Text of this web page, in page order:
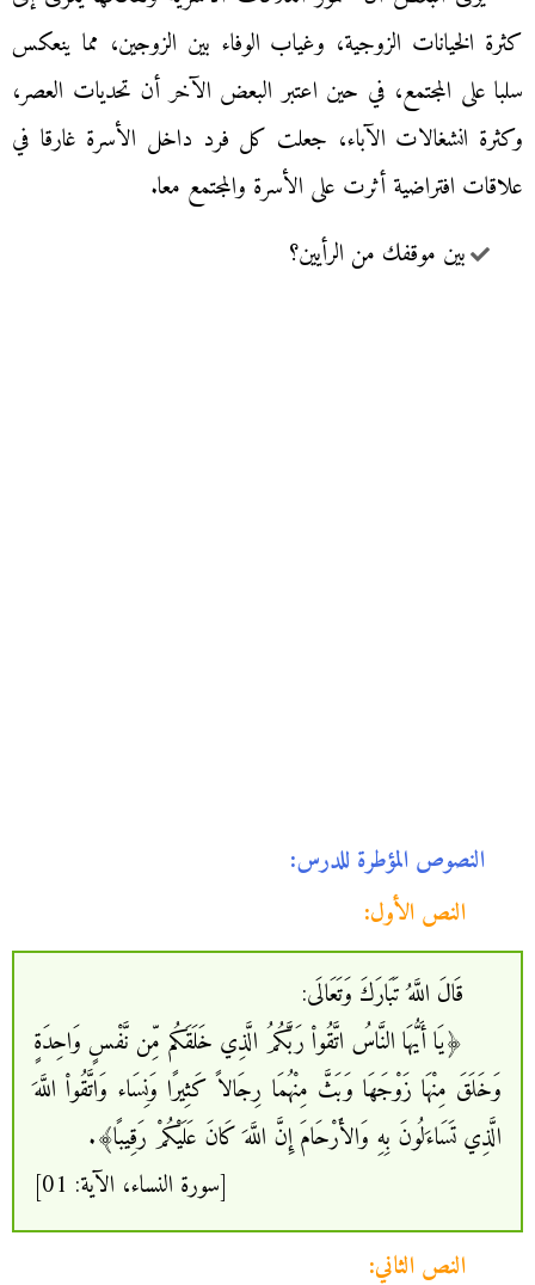
كثرة الخيانات الزوجية، وغياب الوفاء بين الزوجين، مما ينعكس
سلبا على المجتمع، في حين اعتبر البعض الآخر أن تحديات العصر،
وكثرة انشغالات الآباء، جعلت كل فرد داخل الأسرة غارقا في
علاقات افتراضية أثرت على الأسرة والمجتمع معا.
بين موقفك من الرأيين؟
النصوص المؤطرة للدرس:
النص الأول:
قَالَ اللَّهُ تَبَارَكَ وَتَعَالَى:
﴿يَا أَيُّهَا النَّاسُ اتَّقُواْ رَبَّكُمُ الَّذِي خَلَقَكُم مِّن نَّفْسٍ وَاحِدَةٍ
وَخَلَقَ مِنْهَا زَوْجَهَا وَبَثَّ مِنْهُمَا رِجَالاً كَثِيرًا وَنِسَاء وَاتَّقُواْ اللَّهَ
الَّذِي تَسَاءَلُونَ بِهِ وَالأَرْحَامَ إِنَّ اللَّهَ كَانَ عَلَيْكُمْ رَقِيبًا﴾.
[سورة النساء، الآية: 01]
النص الثاني: